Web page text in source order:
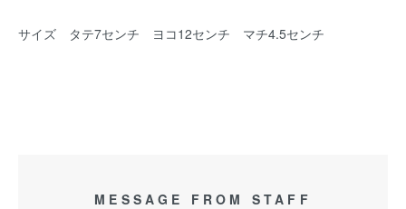
サイズ タテ7センチ ヨコ12センチ マチ4.5センチ
MESSAGE FROM STAFF